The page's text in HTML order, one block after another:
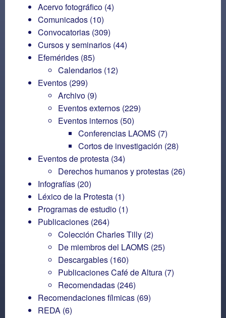
Acervo fotográfico (4)
Comunicados (10)
Convocatorias (309)
Cursos y seminarios (44)
Efemérides (85)
Calendarios (12)
Eventos (299)
Archivo (9)
Eventos externos (229)
Eventos internos (50)
Conferencias LAOMS (7)
Cortos de investigación (28)
Eventos de protesta (34)
Derechos humanos y protestas (26)
Infografías (20)
Léxico de la Protesta (1)
Programas de estudio (1)
Publicaciones (264)
Colección Charles Tilly (2)
De miembros del LAOMS (25)
Descargables (160)
Publicaciones Café de Altura (7)
Recomendadas (246)
Recomendaciones fílmicas (69)
REDA (6)